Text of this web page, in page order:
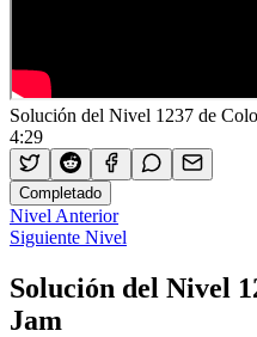
Solución del Nivel 1237 de
4:29
Completado
Nivel Anterior
Siguiente Nivel
Solución del Nivel
Jam